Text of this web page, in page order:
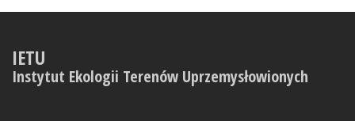
IETU
Instytut Ekologii Terenów Uprzemysłowionych